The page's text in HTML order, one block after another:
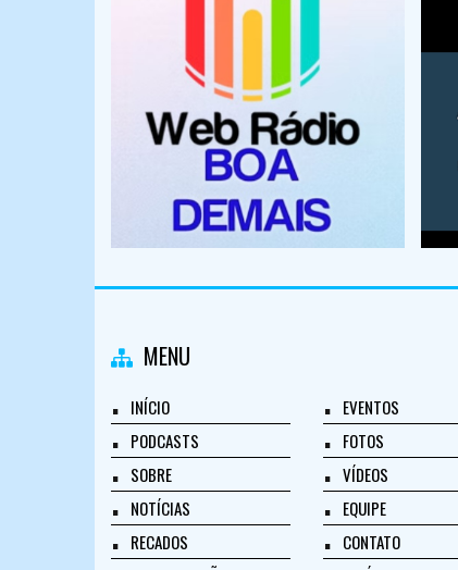
MENU
INÍCIO
PODCASTS
SOBRE
NOTÍCIAS
RECADOS
EVENTOS
FOTOS
VÍDEOS
EQUIPE
CONTATO